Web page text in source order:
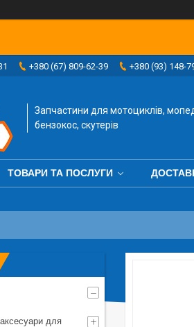
+380 (67) 809-62-39 +380 (93) 148-
Запчастини для мотоциклів,
бензокос, скутерів
ТОВАРИ ТА ПОСЛУГИ
для